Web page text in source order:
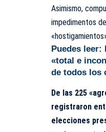
Asimismo,
impedimentos
Puedes leer:
«total e
de todos los
De las 225
registraron
elecciones